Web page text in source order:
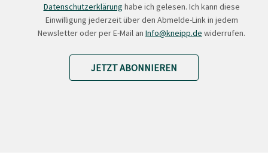
Datenschutzerklärung habe ich gelesen. Ich kann diese
Einwilligung jederzeit über den Abmelde-Link in jedem
Newsletter oder per E-Mail an Info@kneipp.de widerrufen.
JETZT ABONNIEREN